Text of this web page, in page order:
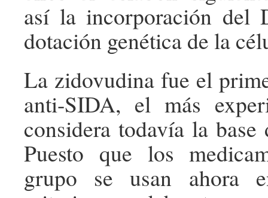
así la incorporación
dotación genética de la
La zidovudina fue el
anti-SIDA, el más
considera todavía la base
Puesto que los
grupo se usan ahora